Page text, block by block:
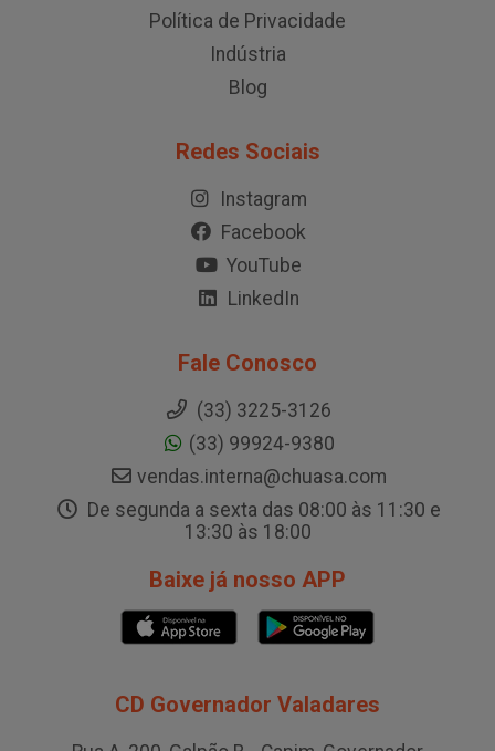
Política de Privacidade
Indústria
Blog
Redes Sociais
Instagram
Facebook
YouTube
LinkedIn
Fale Conosco
(33) 3225-3126
(33) 99924-9380
vendas.interna@chuasa.com
De segunda a sexta das 08:00 às 11:30 e
13:30 às 18:00
Baixe já nosso APP
CD Governador Valadares